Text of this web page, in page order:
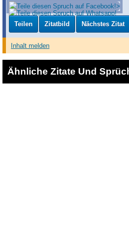
Teilen Zitatbild Nächstes Zitat
Inhalt melden
Ähnliche Zitate Und